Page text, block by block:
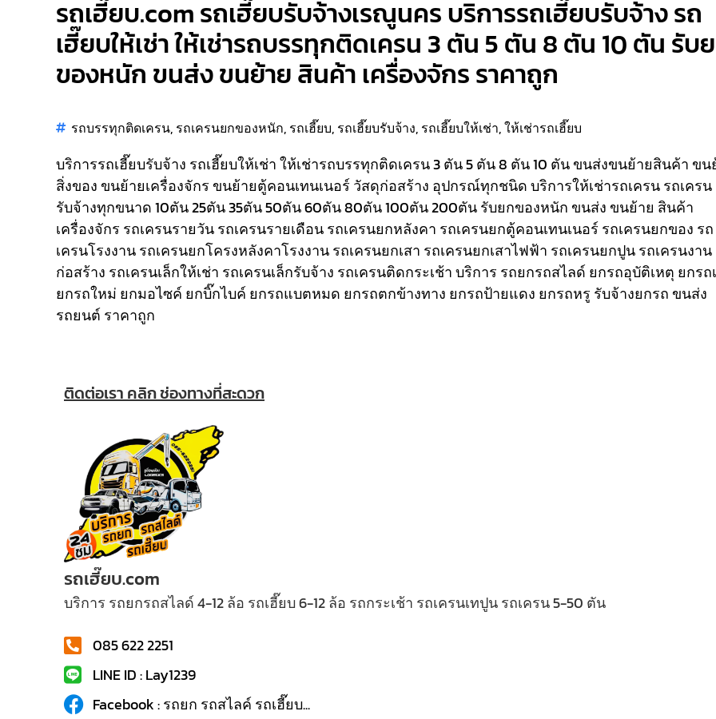
รถเฮี๊ยบ.com รถเฮี๊ยบรับจ้างเรณูนคร บริการรถเฮี๊ยบรับจ้าง รถ
เฮี๊ยบให้เช่า ให้เช่ารถบรรทุกติดเครน 3 ตัน 5 ตัน 8 ตัน 10 ตัน รับ
ของหนัก ขนส่ง ขนย้าย สินค้า เครื่องจักร ราคาถูก
รถบรรทุกติดเครน, รถเครนยกของหนัก, รถเฮี๊ยบ, รถเฮี๊ยบรับจ้าง, รถเฮี๊ยบให้เช่า,ให้เช่ารถเฮี๊ยบ
บริการรถเฮี๊ยบรับจ้าง รถเฮี๊ยบให้เช่า ให้เช่ารถบรรทุกติดเครน 3 ตัน 5 ตัน 8 ตัน 10 ตัน ขนส่งขนย้ายสินค้า ขน
สิ่งของ ขนย้ายเครื่องจักร ขนย้ายตู้คอนเทนเนอร์ วัสดุก่อสร้าง อุปกรณ์ทุกชนิดบริการให้เช่ารถเครน รถเครน
รับจ้างทุกขนาด 10ตัน 25ตัน 35ตัน 50ตัน 60ตัน 80ตัน 100ตัน 200ตัน รับยกของหนัก ขนส่ง ขนย้าย สินค้า
เครื่องจักร รถเครนรายวัน รถเครนรายเดือน รถเครนยกหลังคา รถเครนยกตู้คอนเทนเนอร์ รถเครนยกของ รถ
เครนโรงงาน รถเครนยกโครงหลังคาโรงงาน รถเครนยกเสา รถเครนยกเสาไฟฟ้า รถเครนยกปูน รถเครนงาน
ก่อสร้าง รถเครนเล็กให้เช่า รถเครนเล็กรับจ้าง รถเครนติดกระเช้าบริการ รถยกรถสไลด์ ยกรถอุบัติเหตุ ยกรถ
ยกรถใหม่ ยกมอไซค์ ยกบิ๊กไบค์ ยกรถแบตหมด ยกรถตกข้างทาง ยกรถป้ายแดง ยกรถหรู รับจ้างยกรถ ขนส่ง
รถยนต์ ราคาถูก
ติดต่อเรา คลิก ช่องทางที่สะดวก
รถเฮี๊ยบ.com
บริการ รถยกรถสไลด์ 4-12 ล้อ รถเฮี๊ยบ 6-12 ล้อ รถกระเช้า รถเครนเทปูน รถเครน 5-50 ตัน
085 622 2251
LINE ID : Lay1239
Facebook : รถยก รถสไลค์ รถเฮี๊ยบ...